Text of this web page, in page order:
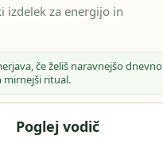
izdelek za energijo in
če želiš naravnejšo dnevno
mirnejši ritual.
Poglej vodič